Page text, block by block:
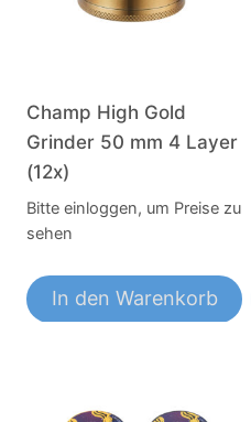
Champ High Gold
Grinder 50 mm 4 Layer
(12x)
Bitte einloggen, um Preise zu
sehen
In den Warenkorb